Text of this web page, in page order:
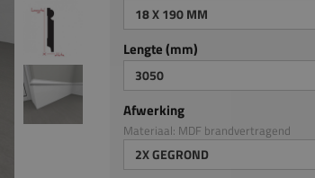
18 X 190 MM
Lengte (mm)
3050
Afwerking
Materiaal: MDF brandvertragend
2X GEGROND